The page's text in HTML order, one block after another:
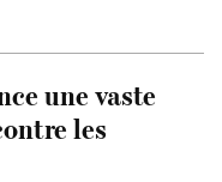
une vaste
les